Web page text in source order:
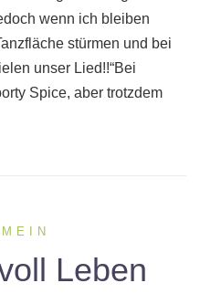
wenn ich bleiben
stürmen und bei
unser Lied!!“Bei
Spice, aber trotzdem
Leben